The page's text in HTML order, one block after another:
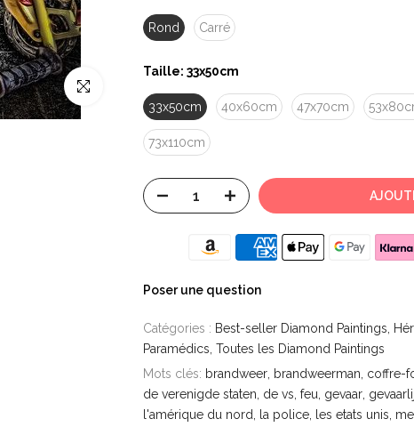
Cliquez pour agrandir
Rond Carré
Taille: 33x50cm
33x50cm 40x60cm 47x70cm
73x110cm
Poser une question
Catégories : Best-seller Diamond Paintings
Paramédics Toutes les Diamond Paintings
Mots clés: brandweer brandweerman coffre-
de verenigde staten de vs feu gevaar
l'amérique du nord
la police les etats unis